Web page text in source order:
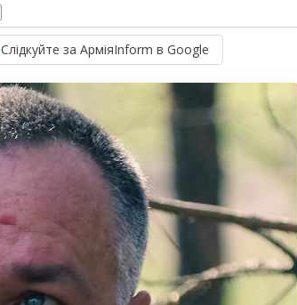
Слідкуйте за АрміяInform в Google